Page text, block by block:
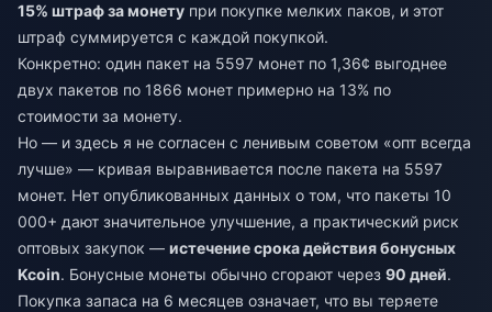
15% штраф за монету при покупке мелких паков, и этот
штраф суммируется с каждой покупкой.
Конкретно: один пакет на 5597 монет по 1,36¢ выгоднее
двух пакетов по 1866 монет примерно на 13% по
стоимости за монету.
Но — и здесь я не согласен с ленивым советом «опт всегда
лучше» — кривая выравнивается после пакета на 5597
монет. Нет опубликованных данных о том, что пакеты 10
000+ дают значительное улучшение, а практический риск
оптовых закупок — истечение срока действия бонусных
Kcoin. Бонусные монеты обычно сгорают через 90 дней.
Покупка запаса на 6 месяцев означает, что вы теряете